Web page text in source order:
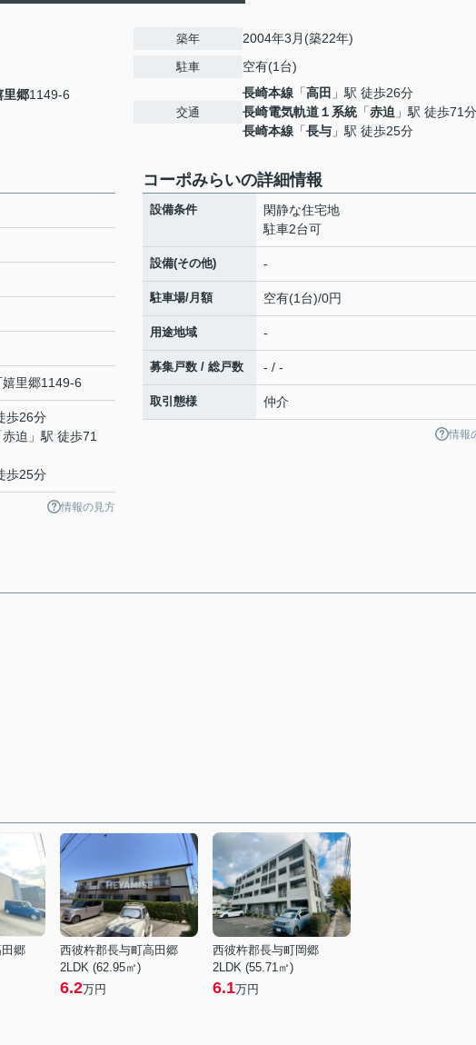
里郷1149-6
築年 2004年3月(築22年)
駐車 空有(1台)
交通
長崎本線 「高田 」駅 徒歩26分
長崎電気軌道１系統「赤迫 」駅 徒歩71分
長崎本線 「長与 」駅 徒歩25分
嬉里郷1149-6
歩26分
赤迫 」駅 徒歩71
歩25分
情報の見方
コーポみらいの詳細情報
設備条件
閑静な住宅地
駐車2台可
設備(その他) -
駐車場/月額 空有(1台)/0円
用途地域 -
募集戸数 / 総戸数 - / -
取引態様 仲介
情報
郷
西彼杵郡長与町高田郷
2LDK (62.95㎡)
6.2万円
西彼杵郡長与町岡郷
2LDK (55.71㎡)
6.1万円